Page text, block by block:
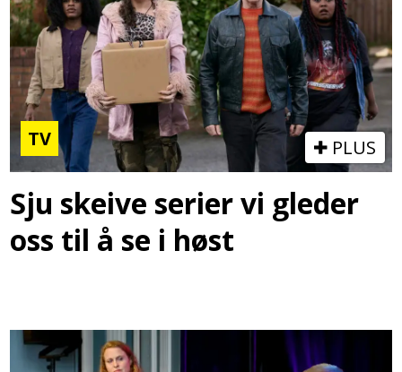
TV PLUS
Sju skeive serier vi gleder
oss til å se i høst